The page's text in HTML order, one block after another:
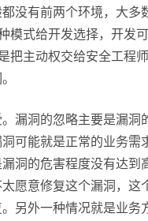
没有前两个环境，大多
式给开发选择，开发
主动权交给安全工程
漏洞的忽略主要是漏洞
可能就是正常的业务需
洞的危害程度没有达到
愿意修复这个漏洞，这
另外一种情况就是业务